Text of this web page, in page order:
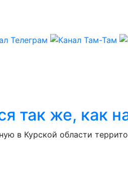
так же, как
в Курской области